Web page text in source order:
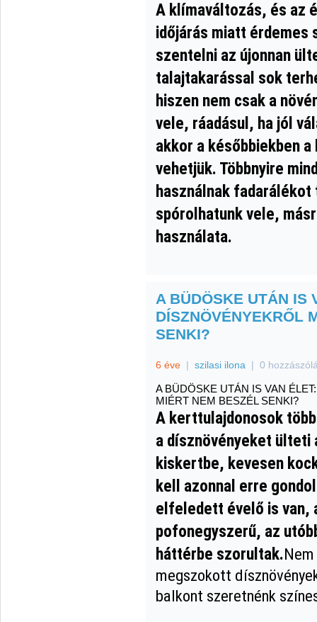
A klímaváltozás, és az
időjárás miatt érdemes
szentelni az újonnan
talajtakarással sok
hiszen nem csak a
vele, ráadásul, ha jól
akkor a későbbiekben
vehetjük. Többnyire
használnak
spórolhatunk vele,
használata.
A BÜDÖSKE UTÁN IS
DÍSZNÖVÉNYEKRŐL
SENKI?
6 éve | szilasi ilona | 0
A BÜDÖSKE UTÁN IS VAN
MIÉRT NEM BESZÉL SENKI?
A kerttulajdonosok
a dísznövényeket ülteti
kiskertbe, kevesen
kell azonnal erre
elfeledett évelő is van,
pofonegyszerű, az
háttérbe szorultak.
megszokott
balkont szeretnénk